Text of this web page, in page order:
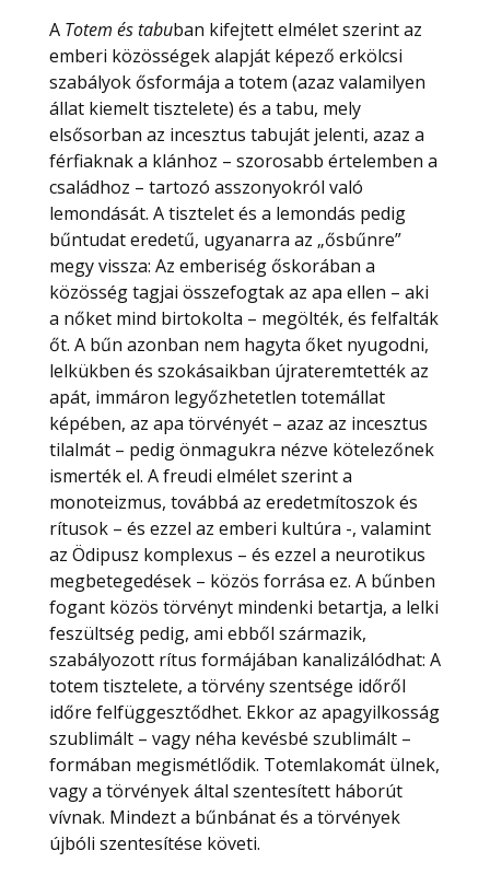
A Totem és tabuban kifejtett elmélet szerint az
emberi közösségek alapját képező erkölcsi
szabályok ősformája a totem (azaz valamilyen
állat kiemelt tisztelete) és a tabu, mely
elsősorban az incesztus tabuját jelenti, azaz a
férfiaknak a klánhoz – szorosabb értelemben a
családhoz – tartozó asszonyokról való
lemondását. A tisztelet és a lemondás pedig
bűntudat eredetű, ugyanarra az „ősbűnre”
megy vissza: Az emberiség őskorában a
közösség tagjai összefogtak az apa ellen – aki
a nőket mind birtokolta – megölték, és felfalták
őt. A bűn azonban nem hagyta őket nyugodni,
lelkükben és szokásaikban újrateremtették az
apát, immáron legyőzhetetlen totemállat
képében, az apa törvényét – azaz az incesztus
tilalmát – pedig önmagukra nézve kötelezőnek
ismerték el. A freudi elmélet szerint a
monoteizmus, továbbá az eredetmítoszok és
rítusok – és ezzel az emberi kultúra -, valamint
az Ödipusz komplexus – és ezzel a neurotikus
megbetegedések – közös forrása ez. A bűnben
fogant közös törvényt mindenki betartja, a lelki
feszültség pedig, ami ebből származik,
szabályozott rítus formájában kanalizálódhat: A
totem tisztelete, a törvény szentsége időről
időre felfüggesztődhet. Ekkor az apagyilkosság
szublimált – vagy néha kevésbé szublimált –
formában megismétlődik. Totemlakomát ülnek,
vagy a törvények által szentesített háborút
vívnak. Mindezt a bűnbánat és a törvények
újbóli szentesítése követi.